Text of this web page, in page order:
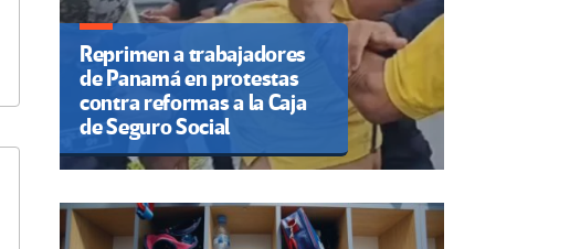
Reprimen a trabajadores
de Panamá en protestas
contra reformas a la Caja
de Seguro Social